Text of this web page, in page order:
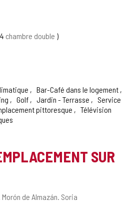
4 chambre double
Bar-Café dans le logement
Golf Jardin - Terrasse
Service
pittoresque
Télévision
SUR
Morón de Almazán. Soria